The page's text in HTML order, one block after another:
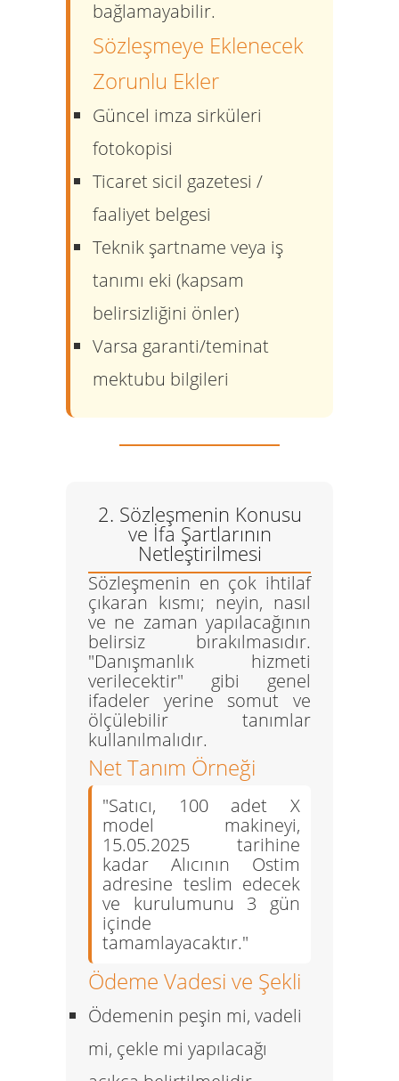
bağlamayabilir.
Sözleşmeye Eklenecek
Zorunlu Ekler
Güncel imza sirküleri
fotokopisi
Ticaret sicil gazetesi /
faaliyet belgesi
Teknik şartname veya iş
tanımı eki (kapsam
belirsizliğini önler)
Varsa garanti/teminat
mektubu bilgileri
2. Sözleşmenin Konusu
ve İfa Şartlarının
Netleştirilmesi
Sözleşmenin en çok ihtilaf
çıkaran kısmı; neyin, nasıl
ve ne zaman yapılacağının
belirsiz bırakılmasıdır.
"Danışmanlık hizmeti
verilecektir" gibi genel
ifadeler yerine somut ve
ölçülebilir tanımlar
kullanılmalıdır.
Net Tanım Örneği
"Satıcı, 100 adet X
model makineyi,
15.05.2025 tarihine
kadar Alıcının Ostim
adresine teslim edecek
ve kurulumunu 3 gün
içinde
tamamlayacaktır."
Ödeme Vadesi ve Şekli
Ödemenin peşin mi, vadeli
mi, çekle mi yapılacağı